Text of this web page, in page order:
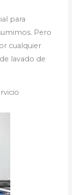
para
Pero
cualquier
lavado de